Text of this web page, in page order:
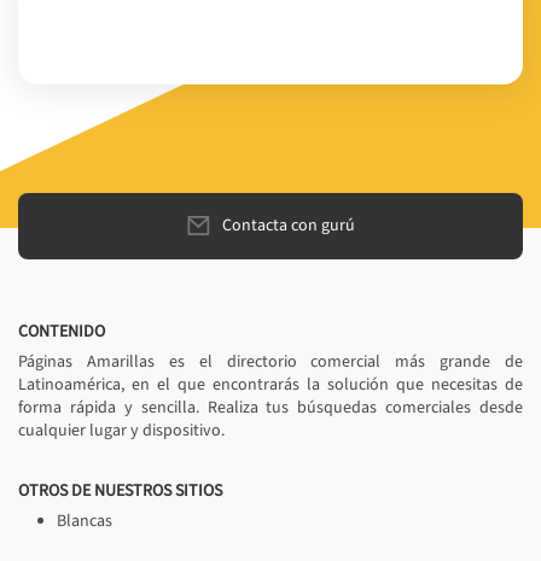
Contacta con gurú
CONTENIDO
Páginas Amarillas es el directorio comercial más grande de
Latinoamérica, en el que encontrarás la solución que necesitas de
forma rápida y sencilla. Realiza tus búsquedas comerciales desde
cualquier lugar y dispositivo.
OTROS DE NUESTROS SITIOS
Blancas